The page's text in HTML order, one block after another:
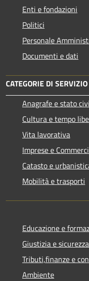
Enti e fondazioni
Politici
Personale
Documenti e dati
CATEGORIE DI SERVIZIO
Anagrafe e stato
Cultura e tempo
Vita lavorativa
Imprese e
Catasto e
Mobilità e trasporti
Educazione e
Giustizia e
Tributi,finanze e
Ambiente